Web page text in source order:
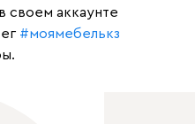
своем аккаунте
#моямебелькз